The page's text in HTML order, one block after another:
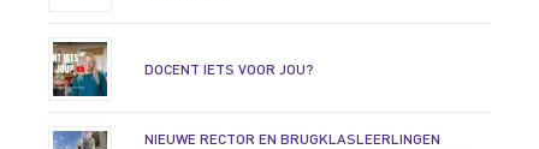
DOCENT IETS VOOR JOU?
NIEUWE RECTOR EN BRUGKLASLEERLINGEN